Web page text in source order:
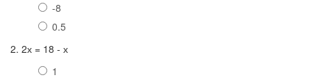
-8
0.5
2. 2х = 18 - х
1